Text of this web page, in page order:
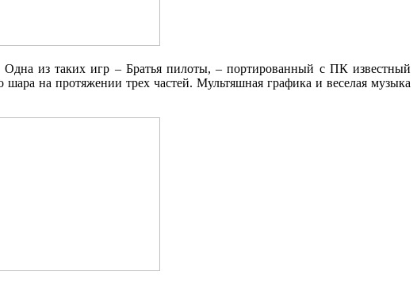
из таких игр – Братья пилоты, – портированный с ПК известный
на протяжении трех частей. Мультяшная графика и веселая музыка